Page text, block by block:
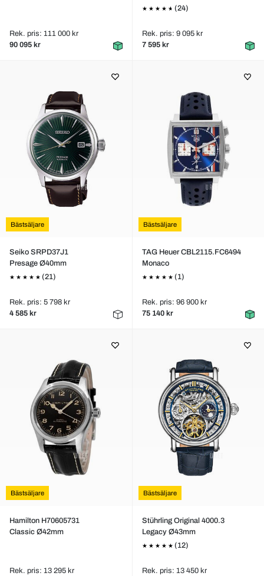
Rek. pris: 111 000 kr
90 095 kr
(24)
Rek. pris: 9 095 kr
7 595 kr
Bästsäljare
Seiko SRPD37J1
Presage Ø40mm
(21)
Rek. pris: 5 798 kr
4 585 kr
Bästsäljare
TAG Heuer CBL2115.FC6494
Monaco
(1)
Rek. pris: 96 900 kr
75 140 kr
Bästsäljare
Hamilton H70605731
Classic Ø42mm
Rek. pris: 13 295 kr
Bästsäljare
Stührling Original 4000.3
Legacy Ø43mm
(12)
Rek. pris: 13 450 kr